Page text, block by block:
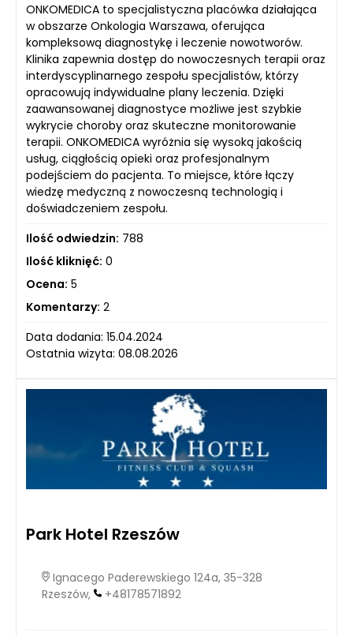
ONKOMEDICA to specjalistyczna placówka działająca
w obszarze Onkologia Warszawa, oferująca
kompleksową diagnostykę i leczenie nowotworów.
Klinika zapewnia dostęp do nowoczesnych terapii oraz
interdyscyplinarnego zespołu specjalistów, którzy
opracowują indywidualne plany leczenia. Dzięki
zaawansowanej diagnostyce możliwe jest szybkie
wykrycie choroby oraz skuteczne monitorowanie
terapii. ONKOMEDICA wyróżnia się wysoką jakością
usług, ciągłością opieki oraz profesjonalnym
podejściem do pacjenta. To miejsce, które łączy
wiedzę medyczną z nowoczesną technologią i
doświadczeniem zespołu.
Ilość odwiedzin: 788
Ilość kliknięć: 0
Ocena: 5
Komentarzy: 2
Data dodania: 15.04.2024
Ostatnia wizyta: 08.08.2026
Park Hotel Rzeszów
Ignacego Paderewskiego 124a, 35-328
Rzeszów,
+48178571892